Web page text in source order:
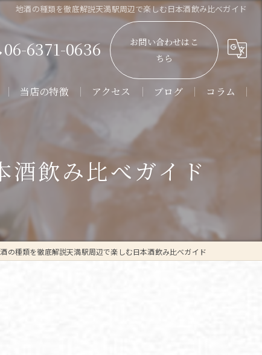
地酒の種類を徹底解説天満駅周辺で楽しむ日本酒飲み比べガイド
06-6371-0636
お問い合わせはこ
ちら
当店の特徴
角打ち
焼酎
アクセス ブログ コラム
酒飲み比べガイド
の種類を徹底解説天満駅周辺で楽しむ日本酒飲み比べガイド